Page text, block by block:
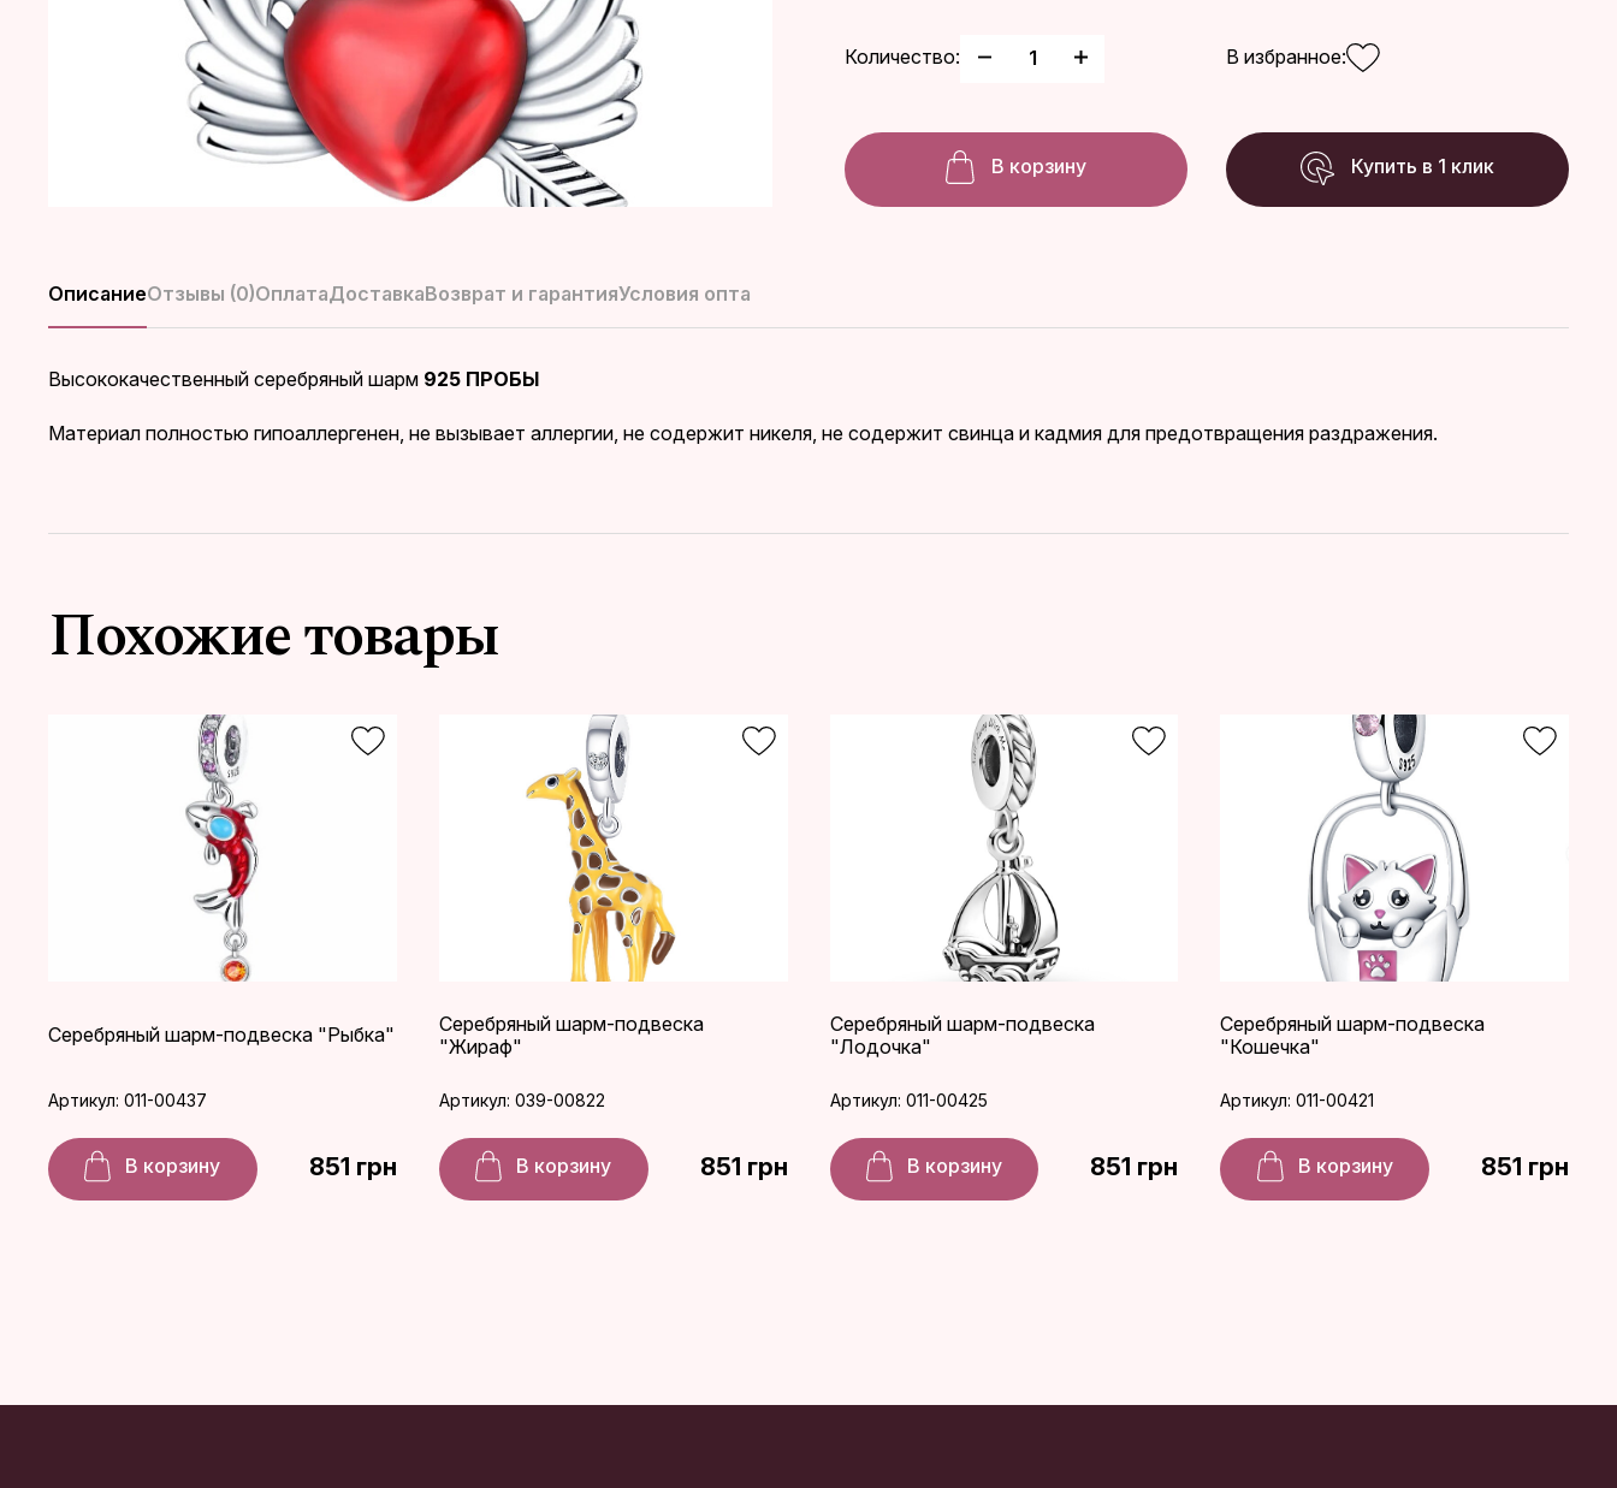
Количество: В избранное:
В корзину Купить в 1 клик
ОписаниеОтзывы (0)ОплатаДоставкаВозврат и гарантияУсловия опта
Высококачественный серебряный шарм 925 ПРОБЫ
Материал полностью гипоаллергенен, не вызывает аллергии, не содержит никеля, не содержит свинца и кадмия для предотвращения раздражения.
Похожие товары
Серебряный шарм-подвеска "Рыбка"
Артикул: 011-00437
В корзину 851 грн
Серебряный шарм-подвеска
"Жираф"
Артикул: 039-00822
В корзину 851 грн
Серебряный шарм-подвеска
"Лодочка"
Артикул: 011-00425
В корзину 851 грн
Серебряный шарм-подвеска
"Кошечка"
Артикул: 011-00421
В корзину 851 грн